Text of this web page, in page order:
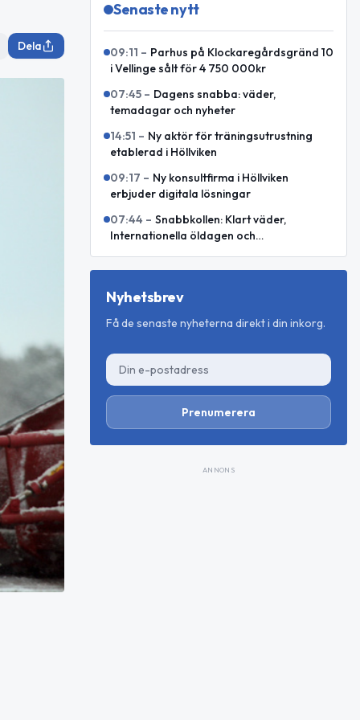
Dela
Senaste nytt
09:11 – Parhus på Klockaregårdsgränd 10
i Vellinge sålt för 4 750 000kr
07:45 – Dagens snabba: väder,
temadagar och nyheter
14:51 – Ny aktör för träningsutrustning
etablerad i Höllviken
09:17 – Ny konsultfirma i Höllviken
erbjuder digitala lösningar
07:44 – Snabbkollen: Klart väder,
Internationella öldagen och
Nyhetsbrev
Få de senaste nyheterna direkt i din inkorg.
Prenumerera
ANNONS